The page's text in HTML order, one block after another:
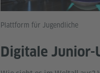
Plattform für Jugendliche
Digitale Junior-